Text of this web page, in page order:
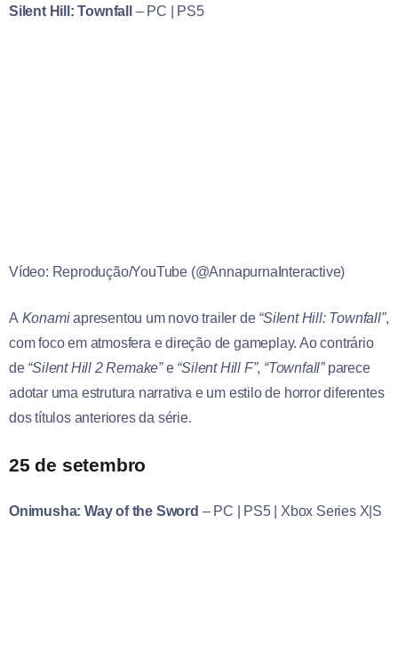
Silent Hill: Townfall –PC | PS5
Vídeo: Reprodução/YouTube (@AnnapurnaInteractive)
A Konamiapresentou um novo trailer de “Silent Hill: Townfall”,
com foco em atmosfera e direção de gameplay. Ao contrário
de “Silent Hill 2 Remake”e “Silent Hill F”, “Townfall”parece
adotar uma estrutura narrativa e um estilo de horror diferentes
dos títulos anteriores da série.
25 de setembro
Onimusha: Way of the Sword – PC | PS5 | Xbox Series X|S